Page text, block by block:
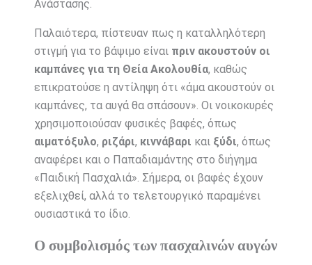
Ανάστασης.
Παλαιότερα, πίστευαν πως η καταλληλότερη
στιγμή για το βάψιμο είναι πριν ακουστούν οι
καμπάνες για τη Θεία Ακολουθία, καθώς
επικρατούσε η αντίληψη ότι «άμα ακουστούν οι
καμπάνες, τα αυγά θα σπάσουν». Οι νοικοκυρές
χρησιμοποιούσαν φυσικές βαφές, όπως
αιματόξυλο, ριζάρι, κιννάβαρι και ξύδι, όπως
αναφέρει και ο Παπαδιαμάντης στο διήγημα
«Παιδική Πασχαλιά». Σήμερα, οι βαφές έχουν
εξελιχθεί, αλλά το τελετουργικό παραμένει
ουσιαστικά το ίδιο.
Ο συμβολισμός των πασχαλινών αυγών